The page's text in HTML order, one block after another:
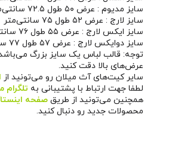
سایز مدیوم : عرض ۵۰ طول ۷۲.۵ سانتی‌متر
سایز لارج : عرض ۵۲ طول ۷۵ سانتی‌متر
سایز ایکس لارج : عرض ۵۵ طول ۷۶ سانتی‌متر
سایز دوایکس لارج : عرض ۵۷ طول ۷۷ سانتی متر
توجه: قالب لباس یک سایز بزرگ
عرض‌های بالا دقت کنید.
سایر کیت‌های آث میلان رو می‌تونید از
لطفا جهت ارتباط با پشتیبانی به تلگرام
همچنین می‌تونید از طریق صفحه
محصولات جدید رو دنبال کنید.